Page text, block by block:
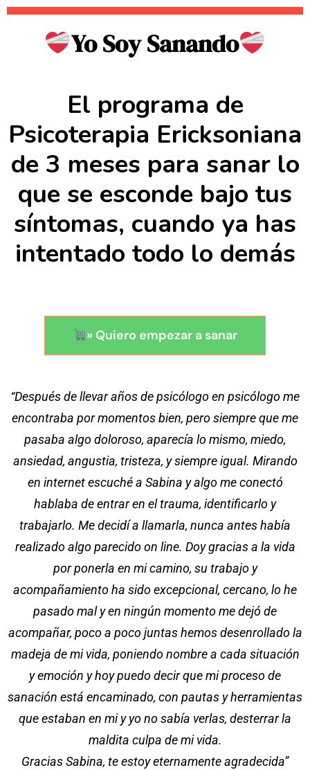
Yo Soy Sanando
El programa de
Psicoterapia Ericksoniana
de 3 meses para sanar lo
que se esconde bajo tus
síntomas, cuando ya has
intentado todo lo demás
» Quiero empezar a sanar
“Después de llevar años de psicólogo en psicólogo me
encontraba por momentos bien, pero siempre que me
pasaba algo doloroso, aparecía lo mismo, miedo,
ansiedad, angustia, tristeza, y siempre igual. Mirando
en internet escuché a Sabina y algo me conectó
hablaba de entrar en el trauma, identificarlo y
trabajarlo. Me decidí a llamarla, nunca antes había
realizado algo parecido on line. Doy gracias a la vida
por ponerla en mi camino, su trabajo y
acompañamiento ha sido excepcional, cercano, lo he
pasado mal y en ningún momento me dejó de
acompañar, poco a poco juntas hemos desenrollado la
madeja de mi vida, poniendo nombre a cada situación
y emoción y hoy puedo decir que mi proceso de
sanación está encaminado, con pautas y herramientas
que estaban en mi y yo no sabía verlas, desterrar la
maldita culpa de mi vida.
Gracias Sabina, te estoy eternamente agradecida”